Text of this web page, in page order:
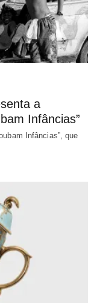
a
Infâncias”
Infâncias”, que